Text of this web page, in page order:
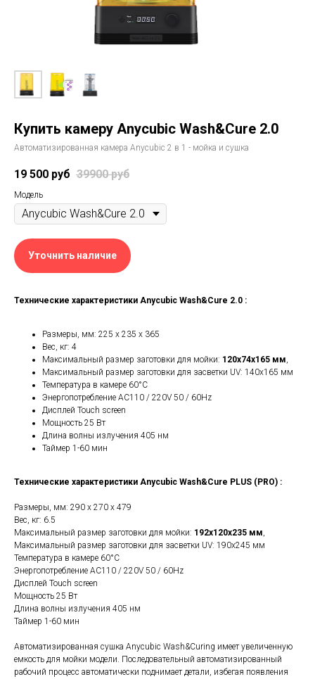
Купить камеру Anycubic Wash&Cure 2.0
Автоматизированная камера Anycubic 2 в 1 - мойка и сушка
19 500 руб 39900 руб
Модель
Уточнить наличие
Технические характеристики Anycubic Wash&Cure 2.0 :
Размеры, мм: 225 x 235 x 365
Вес, кг: 4
Максимальный размер заготовки для мойки: 120x74x165 мм,
Максимальный размер заготовки для засветки UV: 140x165 мм
Температура в камере 60°C
Энергопотребление AC110 / 220V 50 / 60Hz
Дисплей Touch screen
Мощность 25 Вт
Длина волны излучения 405 нм
Таймер 1-60 мин
Технические характеристики Anycubic Wash&Cure PLUS (PRO) :
Размеры, мм: 290 x 270 x 479
Вес, кг: 6.5
Максимальный размер заготовки для мойки: 192x120x235 мм,
Максимальный размер заготовки для засветки UV: 190x245 мм
Температура в камере 60°C
Энергопотребление AC110 / 220V 50 / 60Hz
Дисплей Touch screen
Мощность 25 Вт
Длина волны излучения 405 нм
Таймер 1-60 мин
Автоматизированная сушка Anycubic Wash&Curing имеет увеличенную
емкость для мойки модели. Последовательный автоматизированный
рабочий процесс автоматически поднимает детали, избегая появления